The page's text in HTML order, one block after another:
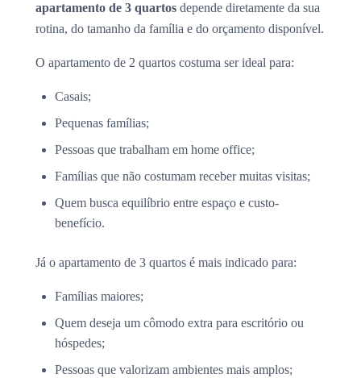
apartamento de 3 quartos depende diretamente da sua
rotina, do tamanho da família e do orçamento disponível.
O apartamento de 2 quartos costuma ser ideal para:
Casais;
Pequenas famílias;
Pessoas que trabalham em home office;
Famílias que não costumam receber muitas visitas;
Quem busca equilíbrio entre espaço e custo-
benefício.
Já o apartamento de 3 quartos é mais indicado para:
Famílias maiores;
Quem deseja um cômodo extra para escritório ou
hóspedes;
Pessoas que valorizam ambientes mais amplos;